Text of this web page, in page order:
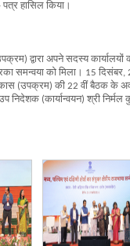
हासिल किया।
द्वारा अपने सदस्य
समन्वया को मिला। 15
(उपक्रम) की 22 वीं बैठक के
उप निदेशक (कार्यान्वयन) श्री